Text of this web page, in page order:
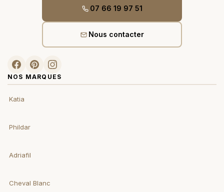
07 66 19 97 51
Nous contacter
NOS MARQUES
Katia
Phildar
Adriafil
Cheval Blanc